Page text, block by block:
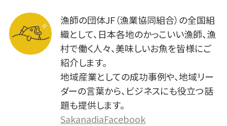
漁師の団体JF（漁業協同組合）の全国組
織として、日本各地のかっこいい漁師、漁
村で働く人々、美味しいお魚を皆様にご
紹介します。
地域産業としての成功事例や、地域リー
ダーの言葉から、ビジネスにも役立つ話
題も提供します。
SakanadiaFacebook